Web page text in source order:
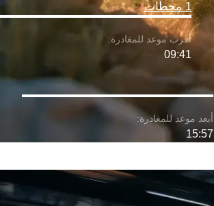
1 محطات
09:41
15:57